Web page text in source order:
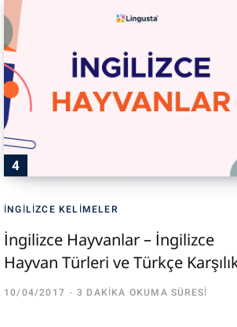
İNGILIZCE KELIMELER
İngilizce Hayvanlar – İngilizce
Hayvan Türleri ve Türkçe
10/04/2017 3 DAKIKA OKUMA SÜRESI